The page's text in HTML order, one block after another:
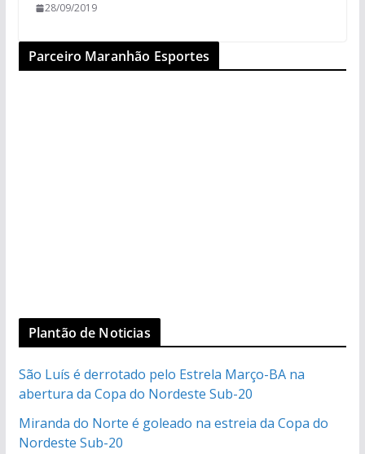
28/09/2019
Parceiro Maranhão Esportes
Plantão de Noticias
São Luís é derrotado pelo Estrela Março-BA na
abertura da Copa do Nordeste Sub-20
Miranda do Norte é goleado na estreia da Copa do
Nordeste Sub-20